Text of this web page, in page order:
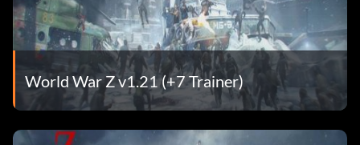
World War Z v1.21 (+7 Trainer)